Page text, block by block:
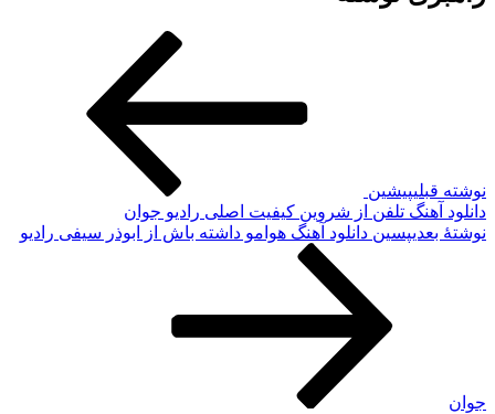
نوشته قبلیپیشین
دانلود آهنگ تلفن از شروین کیفیت اصلی رادیو جوان
نوشته‌ٔ بعدیپسین دانلود آهنگ هوامو داشته باش از ابوذر سیفی رادیو
جوان